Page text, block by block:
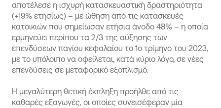
αποτέλεσε η ισχυρή κατασκευαστική δραστηριότητα
(+19% ετησίως) – με ώθηση από τις κατασκευές
κατοικιών που σημείωσαν ετήσια άνοδο 48% – η οποία
ερμηνεύει περίπου τα 2/3 της αύξησης των
επενδύσεων παγίου κεφαλαίου το 1ο τρίμηνο του 2023,
με το υπόλοιπο να οφείλεται, κατά κύριο λόγο, σε νέες
επενδύσεις σε μεταφορικό εξοπλισμό.
Η μεγαλύτερη θετική έκπληξη προήλθε από τις
καθαρές εξαγωγές, οι οποίες συνεισέφεραν μία